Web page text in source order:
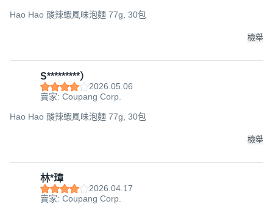
Hao Hao 酸辣蝦風味泡麵 77g, 30包
檢舉
S*********）
2026.05.06
賣家: Coupang Corp.
Hao Hao 酸辣蝦風味泡麵 77g, 30包
檢舉
林*璋
2026.04.17
賣家: Coupang Corp.